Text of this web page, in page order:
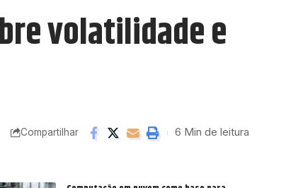
volatilidade e
Compartilhar 6 Min de leitura